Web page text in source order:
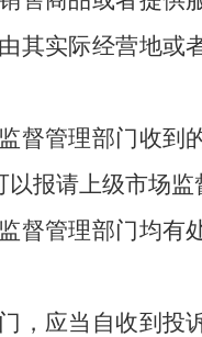
其实际经营地或
管理部门收到
报请上级市场监
督管理部门均有
，应当自收到投